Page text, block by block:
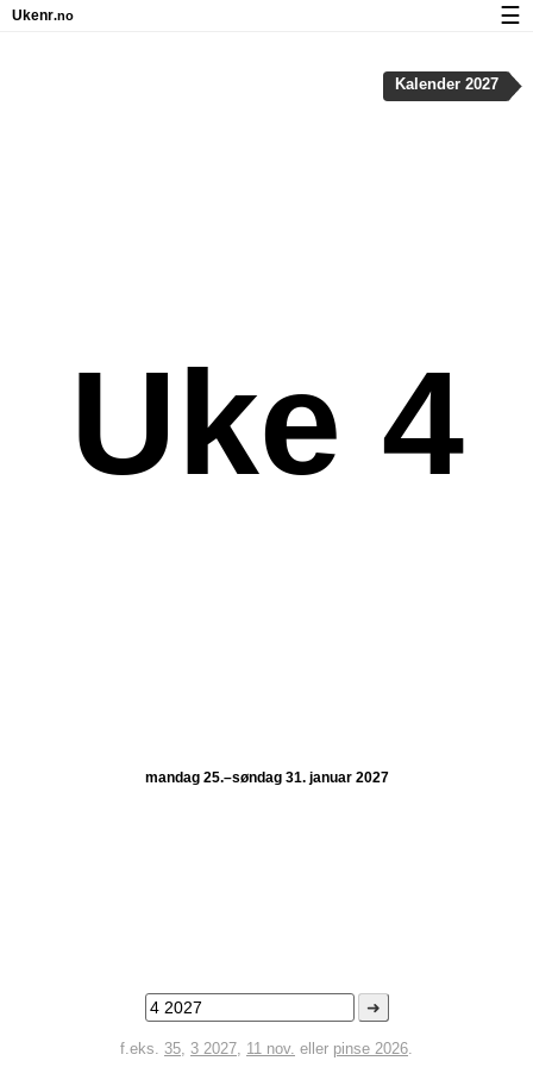
Uke 4
mandag 25.–søndag 31. januar 2027
➜
f.eks. 35, 3 2027, 11 nov. eller pinse 2026.
Kalender 2027
Ukenr.no ☰